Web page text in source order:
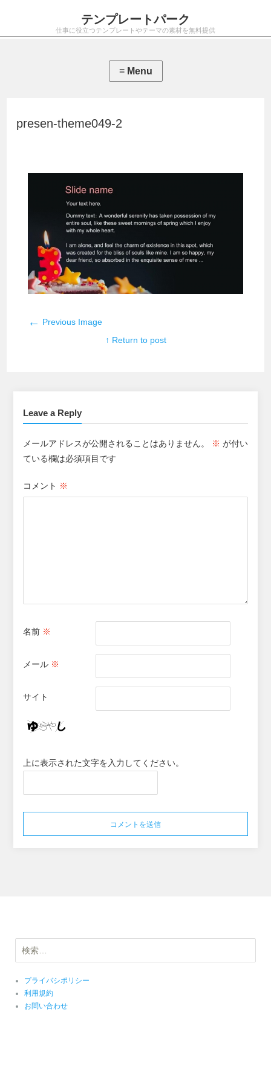
テンプレートパーク
仕事に役立つテンプレートやテーマの素材を無料提供
presen-theme049-2
← Previous Image
↑ Return to post
Leave a Reply
メールアドレスが公開されることはありません。 ※ が付い
ている欄は必須項目です
コメント ※
名前 ※
メール ※
サイト
上に表示された文字を入力してください。
索:
プライバシポリシー
利用規約
お問い合わせ